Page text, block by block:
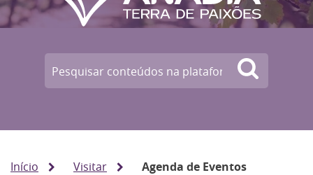
Início Visitar Agenda de Eventos